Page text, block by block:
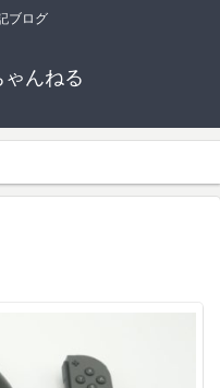
ブログ
ゃんねる